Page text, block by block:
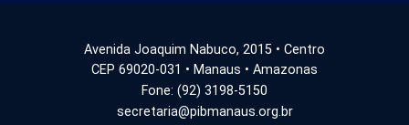
Avenida Joaquim Nabuco, 2015 • Centro
CEP 69020-031 • Manaus • Amazonas
Fone: (92) 3198-5150
secretaria@pibmanaus.org.br